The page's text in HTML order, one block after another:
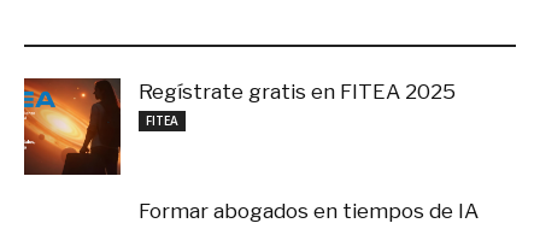
Regístrate gratis en FITEA 2025
FITEA
Formar abogados en tiempos de IA